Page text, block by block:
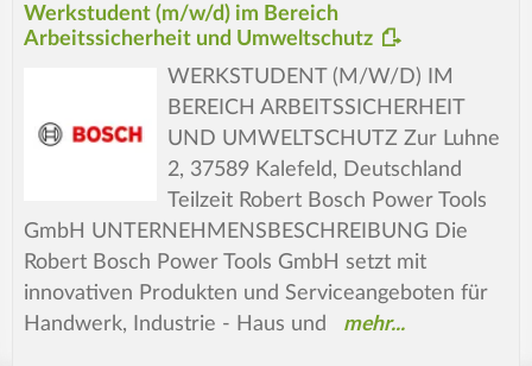
Werkstudent (m/w/d) im Bereich
Arbeitssicherheit und Umweltschutz
WERKSTUDENT (M/W/D) IM
BEREICH ARBEITSSICHERHEIT
UND UMWELTSCHUTZ Zur Luhne
2, 37589 Kalefeld, Deutschland
Teilzeit Robert Bosch Power Tools
GmbH UNTERNEHMENSBESCHREIBUNG Die
Robert Bosch Power Tools GmbH setzt mit
innovativen Produkten und Serviceangeboten für
Handwerk, Industrie - Haus und